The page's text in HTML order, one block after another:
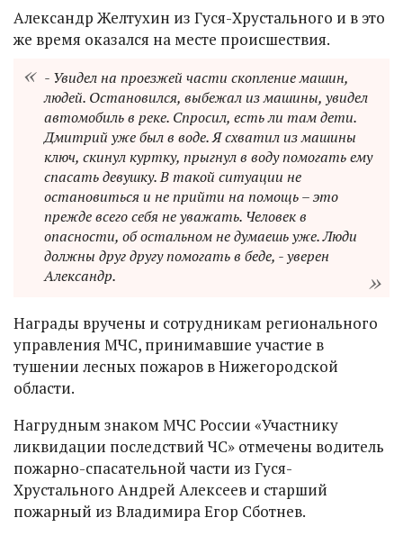
Александр Желтухин из Гуся-Хрустального и в это
же время оказался на месте происшествия.
- Увидел на проезжей части скопление машин,
людей. Остановился, выбежал из машины, увидел
автомобиль в реке. Спросил, есть ли там дети.
Дмитрий уже был в воде. Я схватил из машины
ключ, скинул куртку, прыгнул в воду помогать ему
спасать девушку. В такой ситуации не
остановиться и не прийти на помощь – это
прежде всего себя не уважать. Человек в
опасности, об остальном не думаешь уже. Люди
должны друг другу помогать в беде, - уверен
Александр.
Награды вручены и сотрудникам регионального
управления МЧС, принимавшие участие в
тушении лесных пожаров в Нижегородской
области.
Нагрудным знаком МЧС России «Участнику
ликвидации последствий ЧС» отмечены водитель
пожарно-спасательной части из Гуся-
Хрустального Андрей Алексеев и старший
пожарный из Владимира Егор Сботнев.